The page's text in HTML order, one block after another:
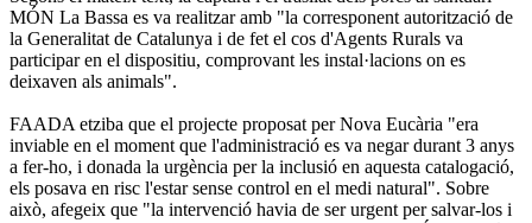
MÓN La Bassa es va realitzar amb "la corresponent autorització de
la Generalitat de Catalunya i de fet el cos d'Agents Rurals va
participar en el dispositiu, comprovant les instal·lacions on es
deixaven als animals".
FAADA etziba que el projecte proposat per Nova Eucària "era
inviable en el moment que l'administració es va negar durant 3 anys
a fer-ho, i donada la urgència per la inclusió en aquesta catalogació,
els posava en risc l'estar sense control en el medi natural". Sobre
això, afegeix que "la intervenció havia de ser urgent per salvar-los i